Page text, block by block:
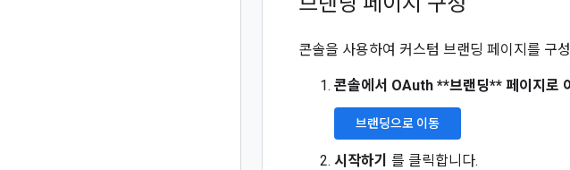
콘솔을 사용하여 커스텀 브랜딩 페이지를 구
콘솔에서 OAuth **브랜딩** 페이지로
브랜딩으로 이동
시작하기 를 클릭합니다.